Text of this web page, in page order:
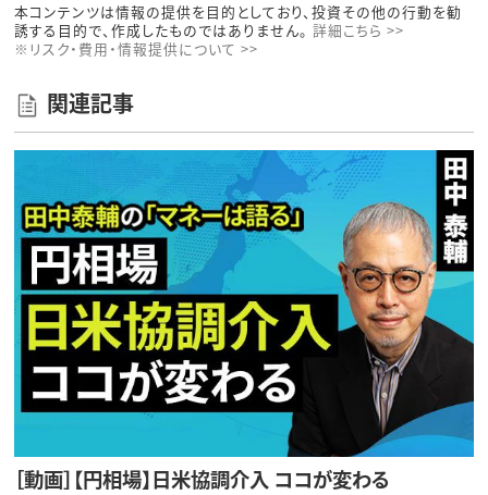
本コンテンツは情報の提供を目的としており、投資その他の行動を勧
誘する目的で、作成したものではありません。 詳細こちら >>
※リスク・費用・情報提供について >>
関連記事
［動画］【円相場】日米協調介入 ココが変わる